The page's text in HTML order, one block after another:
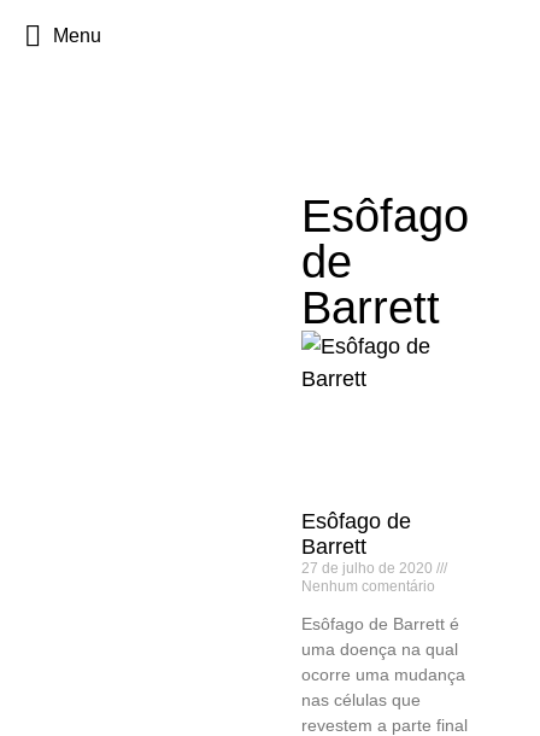
Menu
Esôfago
de
Barrett
Esôfago de
Barrett
27 de julho de 2020
Nenhum comentário
Esôfago de Barrett é
uma doença na qual
ocorre uma mudança
nas células que
revestem a parte final